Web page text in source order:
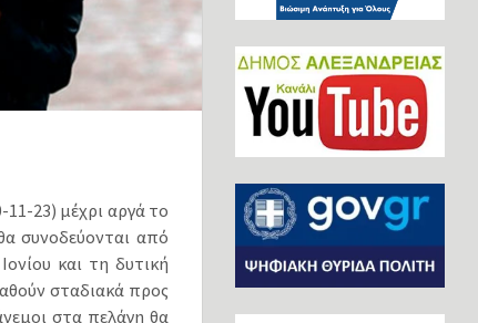
23) μέχρι αργά το
συνοδεύονται από
και τη δυτική
σταδιακά προς
στα πελάγη θα